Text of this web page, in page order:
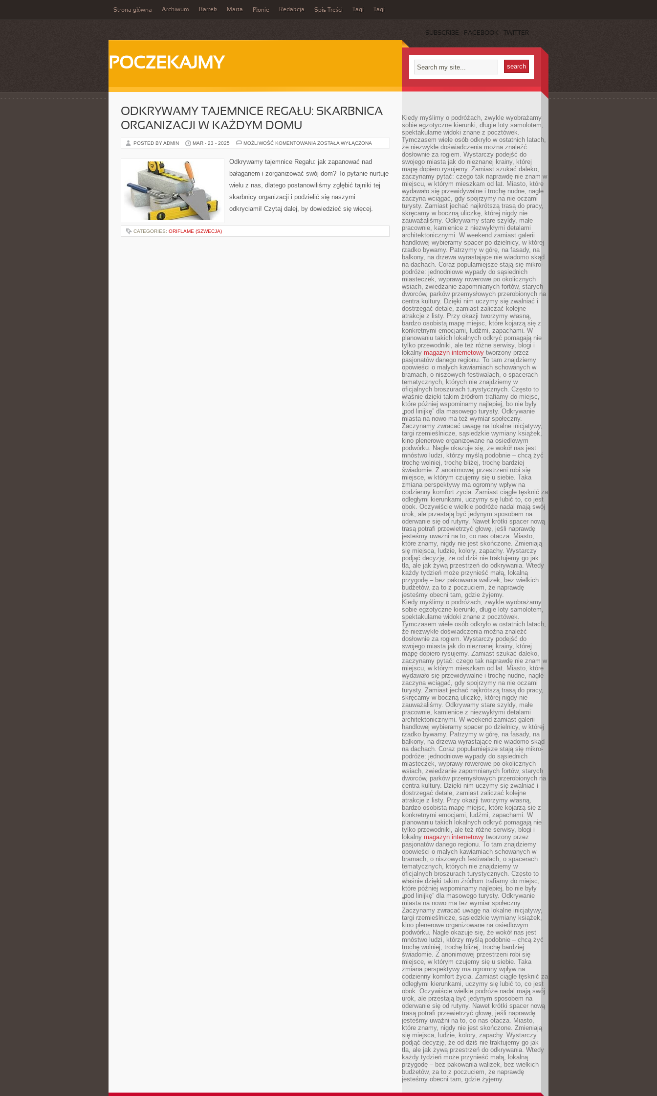
Strona główna Archiwum Bartek Marta Płonie Redakcja Spis Treści Tagi Tagi
SUBSCRIBE FACEBOOK TWITTER
POCZEKAJMY
ODKRYWAMY TAJEMNICE REGAŁU: SKARBNICA
ORGANIZACJI W KAŻDYM DOMU
POSTED BY ADMIN MAR - 23 - 2025 MOŻLIWOŚĆ KOMENTOWANIA ODKRYWAMY
SKARBNICA
ORGANIZACJI
KAŻDYM
ZOSTAŁA WYŁĄCZONA
Odkrywamy tajemnice Regału: jak zapanować nad
bałaganem i zorganizować swój dom? To pytanie nurtuje
wielu z nas, dlatego postanowiliśmy zgłębić tajniki tej
skarbnicy organizacji i podzielić się naszymi
odkryciami! Czytaj dalej, by dowiedzieć się więcej.
CATEGORIES: ORIFLAME (SZWECJA)
Kiedy myślimy o podróżach, zwykle wyobrażamy
sobie egzotyczne kierunki, długie loty samolotem,
spektakularne widoki znane z pocztówek.
Tymczasem wiele osób odkryło w ostatnich latach,
że niezwykłe doświadczenia można znaleźć
dosłownie za rogiem. Wystarczy podejść do
swojego miasta jak do nieznanej krainy, której
mapę dopiero rysujemy. Zamiast szukać daleko,
zaczynamy pytać: czego tak naprawdę nie znam w
miejscu, w którym mieszkam od lat. Miasto, które
wydawało się przewidywalne i trochę nudne, nagle
zaczyna wciągać, gdy spojrzymy na nie oczami
turysty. Zamiast jechać najkrótszą trasą do pracy,
skręcamy w boczną uliczkę, której nigdy nie
zauważaliśmy. Odkrywamy stare szyldy, małe
pracownie, kamienice z niezwykłymi detalami
architektonicznymi. W weekend zamiast galerii
handlowej wybieramy spacer po dzielnicy, w której
rzadko bywamy. Patrzymy w górę, na fasady, na
balkony, na drzewa wyrastające nie wiadomo skąd
na dachach. Coraz popularniejsze stają się mikro-
podróże: jednodniowe wypady do sąsiednich
miasteczek, wyprawy rowerowe po okolicznych
wsiach, zwiedzanie zapomnianych fortów, starych
dworców, parków przemysłowych przerobionych na
centra kultury. Dzięki nim uczymy się zwalniać i
dostrzegać detale, zamiast zaliczać kolejne
atrakcje z listy. Przy okazji tworzymy własną,
bardzo osobistą mapę miejsc, które kojarzą się z
konkretnymi emocjami, ludźmi, zapachami. W
planowaniu takich lokalnych odkryć pomagają nie
tylko przewodniki, ale też różne serwisy, blogi i
lokalny magazyn internetowy tworzony przez
pasjonatów danego regionu. To tam znajdziemy
opowieści o małych kawiarniach schowanych w
bramach, o niszowych festiwalach, o spacerach
tematycznych, których nie znajdziemy w
oficjalnych broszurach turystycznych. Często to
właśnie dzięki takim źródłom trafiamy do miejsc,
które później wspominamy najlepiej, bo nie były
„pod linijkę” dla masowego turysty. Odkrywanie
miasta na nowo ma też wymiar społeczny.
Zaczynamy zwracać uwagę na lokalne inicjatywy,
targi rzemieślnicze, sąsiedzkie wymiany książek,
kino plenerowe organizowane na osiedlowym
podwórku. Nagle okazuje się, że wokół nas jest
mnóstwo ludzi, którzy myślą podobnie – chcą żyć
trochę wolniej, trochę bliżej, trochę bardziej
świadomie. Z anonimowej przestrzeni robi się
miejsce, w którym czujemy się u siebie. Taka
zmiana perspektywy ma ogromny wpływ na
codzienny komfort życia. Zamiast ciągle tęsknić za
odległymi kierunkami, uczymy się lubić to, co jest
obok. Oczywiście wielkie podróże nadal mają swój
urok, ale przestają być jedynym sposobem na
oderwanie się od rutyny. Nawet krótki spacer nową
trasą potrafi przewietrzyć głowę, jeśli naprawdę
jesteśmy uważni na to, co nas otacza. Miasto,
które znamy, nigdy nie jest skończone. Zmieniają
się miejsca, ludzie, kolory, zapachy. Wystarczy
podjąć decyzję, że od dziś nie traktujemy go jak
tła, ale jak żywą przestrzeń do odkrywania. Wtedy
każdy tydzień może przynieść małą, lokalną
przygodę – bez pakowania walizek, bez wielkich
budżetów, za to z poczuciem, że naprawdę
jesteśmy obecni tam, gdzie żyjemy.
Kiedy myślimy o podróżach, zwykle wyobrażamy
sobie egzotyczne kierunki, długie loty samolotem,
spektakularne widoki znane z pocztówek.
Tymczasem wiele osób odkryło w ostatnich latach,
że niezwykłe doświadczenia można znaleźć
dosłownie za rogiem. Wystarczy podejść do
swojego miasta jak do nieznanej krainy, której
mapę dopiero rysujemy. Zamiast szukać daleko,
zaczynamy pytać: czego tak naprawdę nie znam w
miejscu, w którym mieszkam od lat. Miasto, które
wydawało się przewidywalne i trochę nudne, nagle
zaczyna wciągać, gdy spojrzymy na nie oczami
turysty. Zamiast jechać najkrótszą trasą do pracy,
skręcamy w boczną uliczkę, której nigdy nie
zauważaliśmy. Odkrywamy stare szyldy, małe
pracownie, kamienice z niezwykłymi detalami
architektonicznymi. W weekend zamiast galerii
handlowej wybieramy spacer po dzielnicy, w której
rzadko bywamy. Patrzymy w górę, na fasady, na
balkony, na drzewa wyrastające nie wiadomo skąd
na dachach. Coraz popularniejsze stają się mikro-
podróże: jednodniowe wypady do sąsiednich
miasteczek, wyprawy rowerowe po okolicznych
wsiach, zwiedzanie zapomnianych fortów, starych
dworców, parków przemysłowych przerobionych na
centra kultury. Dzięki nim uczymy się zwalniać i
dostrzegać detale, zamiast zaliczać kolejne
atrakcje z listy. Przy okazji tworzymy własną,
bardzo osobistą mapę miejsc, które kojarzą się z
konkretnymi emocjami, ludźmi, zapachami. W
planowaniu takich lokalnych odkryć pomagają nie
tylko przewodniki, ale też różne serwisy, blogi i
lokalny magazyn internetowy tworzony przez
pasjonatów danego regionu. To tam znajdziemy
opowieści o małych kawiarniach schowanych w
bramach, o niszowych festiwalach, o spacerach
tematycznych, których nie znajdziemy w
oficjalnych broszurach turystycznych. Często to
właśnie dzięki takim źródłom trafiamy do miejsc,
które później wspominamy najlepiej, bo nie były
„pod linijkę” dla masowego turysty. Odkrywanie
miasta na nowo ma też wymiar społeczny.
Zaczynamy zwracać uwagę na lokalne inicjatywy,
targi rzemieślnicze, sąsiedzkie wymiany książek,
kino plenerowe organizowane na osiedlowym
podwórku. Nagle okazuje się, że wokół nas jest
mnóstwo ludzi, którzy myślą podobnie – chcą żyć
trochę wolniej, trochę bliżej, trochę bardziej
świadomie. Z anonimowej przestrzeni robi się
miejsce, w którym czujemy się u siebie. Taka
zmiana perspektywy ma ogromny wpływ na
codzienny komfort życia. Zamiast ciągle tęsknić za
odległymi kierunkami, uczymy się lubić to, co jest
obok. Oczywiście wielkie podróże nadal mają swój
urok, ale przestają być jedynym sposobem na
oderwanie się od rutyny. Nawet krótki spacer nową
trasą potrafi przewietrzyć głowę, jeśli naprawdę
jesteśmy uważni na to, co nas otacza. Miasto,
które znamy, nigdy nie jest skończone. Zmieniają
się miejsca, ludzie, kolory, zapachy. Wystarczy
podjąć decyzję, że od dziś nie traktujemy go jak
tła, ale jak żywą przestrzeń do odkrywania. Wtedy
każdy tydzień może przynieść małą, lokalną
przygodę – bez pakowania walizek, bez wielkich
budżetów, za to z poczuciem, że naprawdę
jesteśmy obecni tam, gdzie żyjemy.